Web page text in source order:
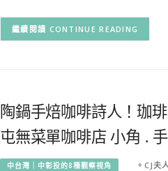
CONTINUE READING
陶鍋手焙咖啡詩人！珈
屯無菜單咖啡店 小角 .
中台灣｜中彰投的8種觀察視角 。CJ夫